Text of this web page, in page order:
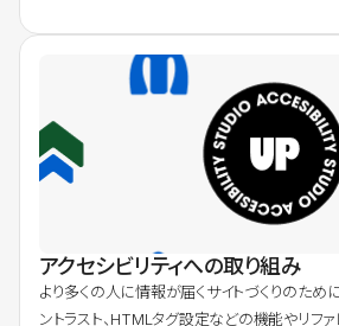
アクセシビリティへの取り組み
より多くの人に情報が届くサイトづくりのために
ントラスト、HTMLタグ設定などの機能やリフ